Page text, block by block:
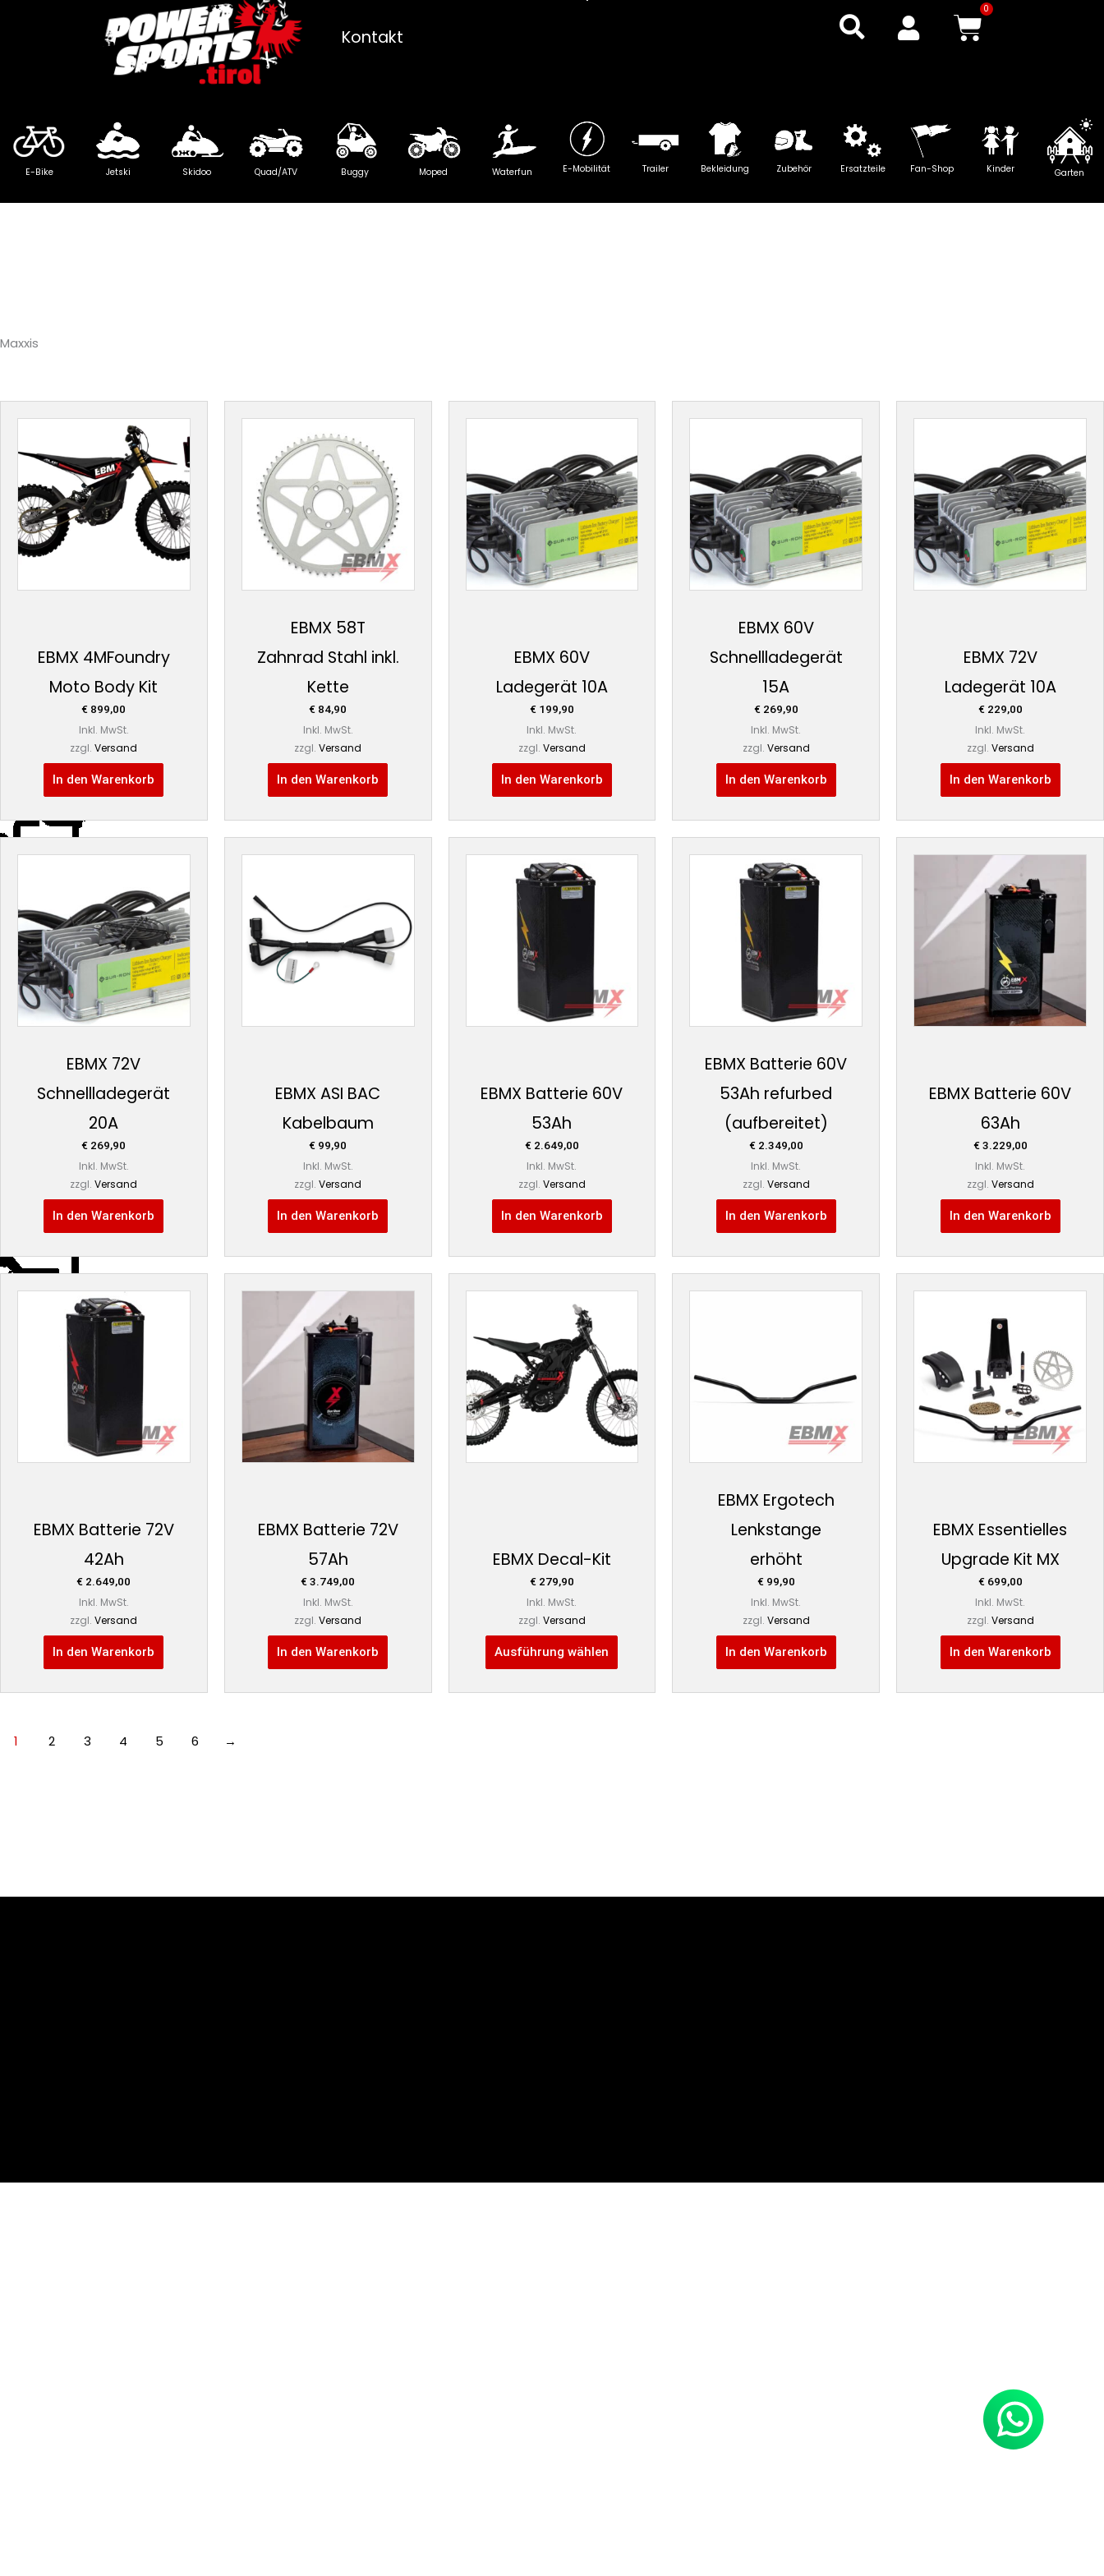
Kontakt
0
E-Bike Jetski Skidoo Quad/ATV Buggy Moped Waterfun E-Mobilität Trailer Bekleidung Zubehör Ersatzteile Fan-Shop Kinder Garten
Maxxis
EBMX 4MFoundry
Moto Body Kit
€ 899,00
Inkl. MwSt.
zzgl.Versand
In den Warenkorb
EBMX 58T
Zahnrad Stahl inkl.
Kette
€ 84,90
Inkl. MwSt.
zzgl.Versand
In den Warenkorb
EBMX 60V
Ladegerät 10A
€199,90
Inkl. MwSt.
zzgl. Versand
In den Warenkorb
EBMX 60V
Schnellladegerät
15A
€269,90
Inkl. MwSt.
zzgl. Versand
In den Warenkorb
EBMX 72V
Ladegerät 10A
€229,00
Inkl. MwSt.
zzgl. Versand
In den Warenkorb
EBMX 72V
Schnellladegerät
20A
€ 269,90
Inkl. MwSt.
zzgl.Versand
In den Warenkorb
EBMX ASI BAC
Kabelbaum
€ 99,90
Inkl. MwSt.
zzgl.Versand
In den Warenkorb
EBMX Batterie 60V
53Ah
€2.649,00
Inkl. MwSt.
zzgl. Versand
In den Warenkorb
EBMX Batterie 60V
53Ah refurbed
(aufbereitet)
€2.349,00
Inkl. MwSt.
zzgl. Versand
In den Warenkorb
EBMX Batterie 60V
63Ah
€3.229,00
Inkl. MwSt.
zzgl. Versand
In den Warenkorb
EBMX Batterie 72V
42Ah
€ 2.649,00
Inkl. MwSt.
zzgl.Versand
In den Warenkorb
EBMX Batterie 72V
57Ah
€3.749,00
Inkl. MwSt.
zzgl.Versand
In den Warenkorb
EBMX Decal-Kit
€279,90
Inkl. MwSt.
zzgl. Versand
Ausführung wählen
Produkt
weist
mehrere
Varianten
auf.
Optionen
können
gewählt
EBMX Ergotech
Lenkstange
erhöht
€99,90
Inkl. MwSt.
zzgl. Versand
In den Warenkorb
EBMX Essentielles
Upgrade Kit MX
€699,00
Inkl. MwSt.
zzgl. Versand
In den Warenkorb
1 2 3 4 5 6 →